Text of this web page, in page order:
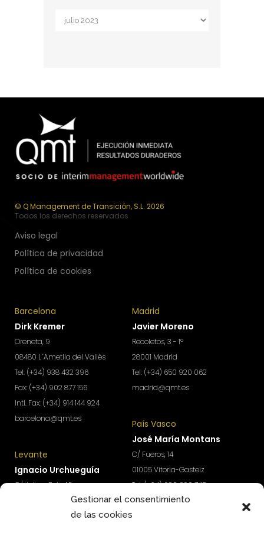
Gestionar el consentimiento
de las cookies
Archivos
© Q Management de Transición, S.L. 2026
Todos los derechos reservados
Aviso legal
Política de privacidad
Política de cookies
Barcelona
Dirk Kremer
Oreneta, 9
08480 L´Ametlla del Vallès
Tel: (+34) 938 432 396
Fax: (+34) 902 877 156
Intl. Fax: (+34) 914 144 924
barcelona@qmt.es
Levante
Ignacio Urchueguía
C/ Jaime Roig, 19
Tel: (+34) 674 570 918
Madrid
Javier Moreno
Recoletos, 3 - 1º
28001 Madrid
Tel: (+34) 650 920 062
madrid@qmt.es
País Vasco
José María Montans
C/ Fueros, 14
01005 Vitoria-Gasteiz
Tel: (+34) 690 690 745
paisvasco@qmt.es